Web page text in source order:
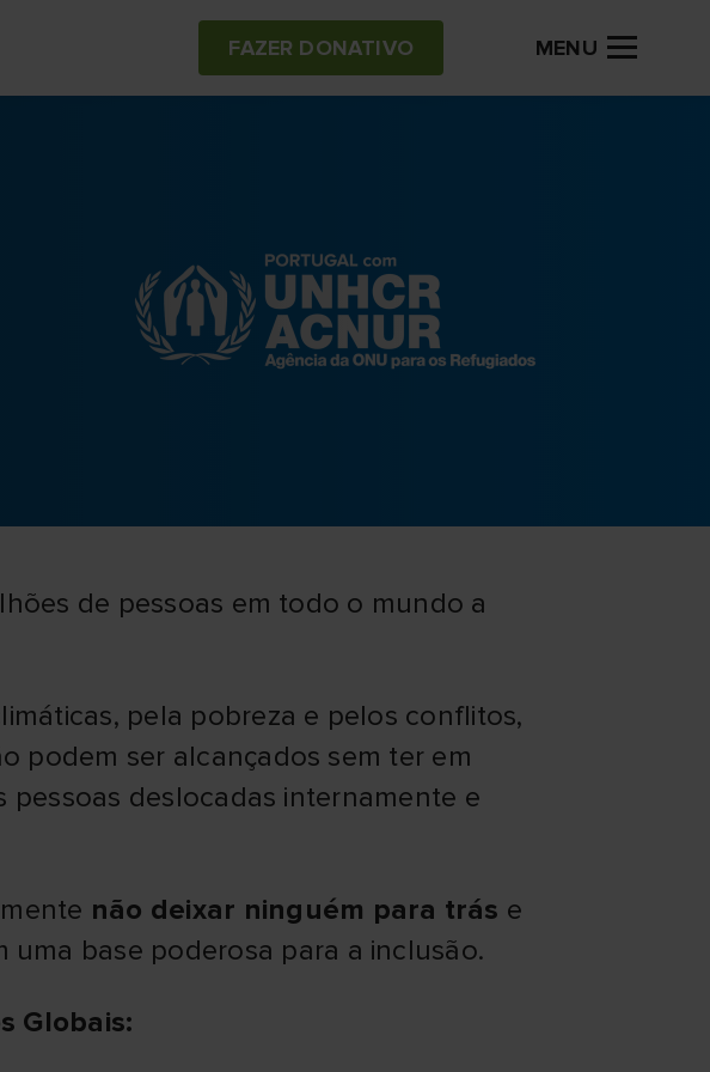
FAZER DONATIVO MENU
de pessoas em todo o mundo a
pela pobreza e pelos conflitos,
podem ser alcançados sem ter em
pessoas deslocadas internamente e
não deixar ninguém para trás e
uma base poderosa para a inclusão.
Globais: